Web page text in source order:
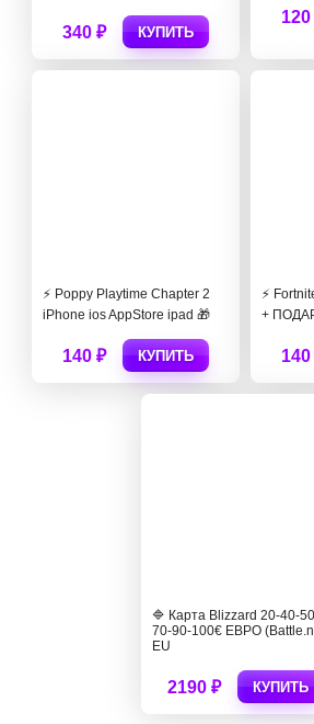
340 ₽ КУПИТЬ
120
⚡️ Poppy Playtime Chapter 2
iPhone ios AppStore ipad 🎁
140 ₽ КУПИТЬ
⚡️
+
140
🔷 Карта Blizzard 20-40-
70-90-100€ ЕВРО
EU
2190 ₽ КУПИТЬ